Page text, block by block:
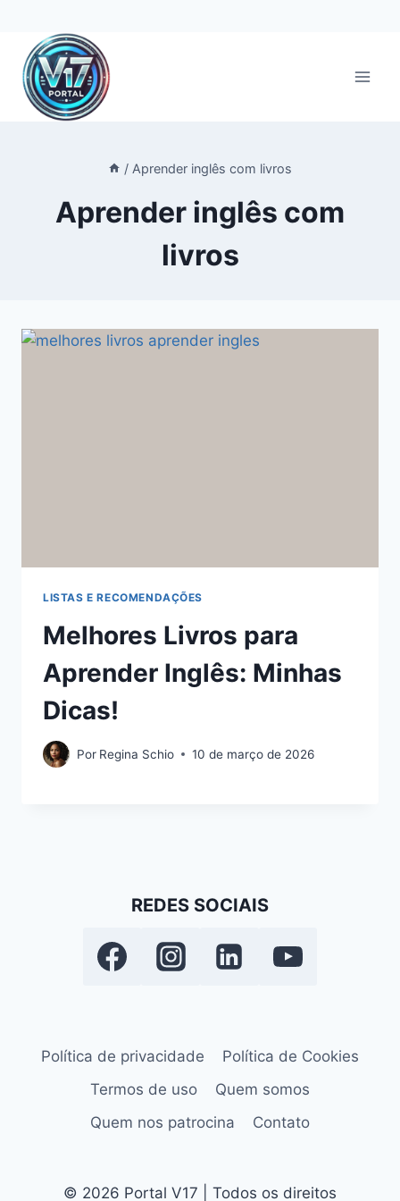
Pular
para
Conteúdo
/ Aprender inglês com livros
Aprender inglês com
livros
LISTAS E RECOMENDAÇÕES
Melhores Livros para
Aprender Inglês: Minhas
Dicas!
Por Regina Schio 10 de março de 2026
REDES SOCIAIS
Política de privacidade
Política de Cookies
Termos de uso
Quem somos
Quem nos patrocina
Contato
© 2026 Portal V17 | Todos os direitos